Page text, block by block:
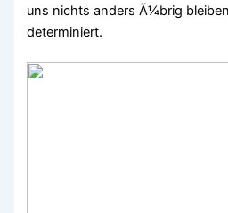
uns nichts anders Ã¼brig
determiniert.